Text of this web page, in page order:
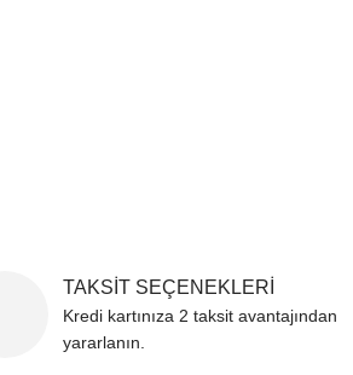
TAKSİT SEÇENEKLERİ
Kredi kartınıza 2 taksit avantajından
yararlanın.